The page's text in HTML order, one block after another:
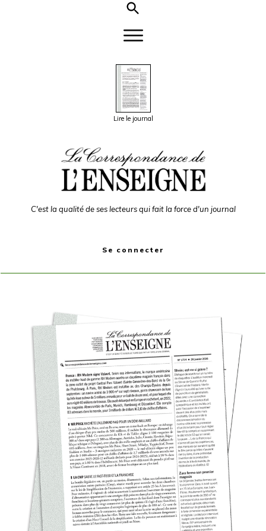
Lire le journal
C'est la qualité de ses lecteurs qui fait la force d'un journal
Se connecter